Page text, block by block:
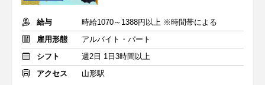
給与
時給1070～1388円以上 ※時間帯による
雇用形態
アルバイト・パート
シフト
週2日 1日3時間以上
アクセス
山形駅